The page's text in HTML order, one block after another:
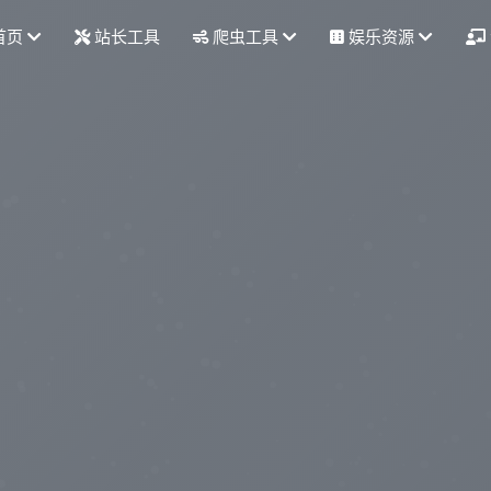
页 站长工具 爬虫工具 娱乐资源